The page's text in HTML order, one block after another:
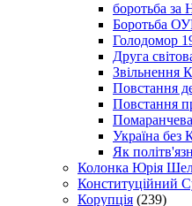
боротьба за
Боротьба
Голодомор
Друга
Звільнення
Повстання
Повстання
Україна без
Як
Колонка Юрія
Конституційний
Корупція (239)